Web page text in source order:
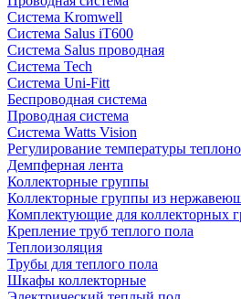
Система Kromwell
Система Salus iT600
Система Salus проводная
Система Tech
Система Uni-Fitt
Беспроводная система
Проводная система
Система Watts Vision
Регулирование температуры
Демпферная лента
Коллекторные группы
Коллекторные группы из
Комплектующие для коллекторных
Крепление труб теплого пола
Теплоизоляция
Трубы для теплого пола
Шкафы коллекторные